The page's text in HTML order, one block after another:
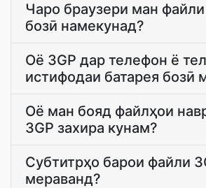
Чаро браузери ман
бозӣ намекунад?
Оё 3GP дар телефон ё
истифодаи батарея бозӣ
Оё ман бояд файлҳои
3GP захира кунам?
Субтитрҳо барои файли
мераванд?